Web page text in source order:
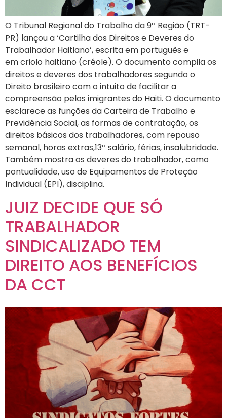
O Tribunal Regional do Trabalho da 9ª Região (TRT-
PR) lançou a ‘Cartilha dos Direitos e Deveres do
Trabalhador Haitiano’, escrita em português e
em criolo haitiano (créole). O documento compila os
direitos e deveres dos trabalhadores segundo o
Direito brasileiro com o intuito de facilitar a
compreensão pelos imigrantes do Haiti. O documento
esclarece as funções da Carteira de Trabalho e
Previdência Social, as formas de contratação, os
direitos básicos dos trabalhadores, com repouso
semanal, horas extras,13º salário, férias, insalubridade.
Também mostra os deveres do trabalhador, como
pontualidade, uso de Equipamentos de Proteção
Individual (EPI), disciplina.
JUIZ DECIDE QUE SÓ
TRABALHADOR
SINDICALIZADO TEM
DIREITO AOS BENEFÍCIOS
DA CCT